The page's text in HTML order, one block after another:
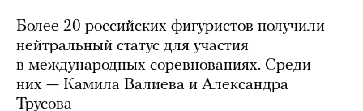
Более 20 российских фигуристов получили
нейтральный статус для участия
в международных соревнованиях. Среди
них — Камила Валиева и Александра
Трусова